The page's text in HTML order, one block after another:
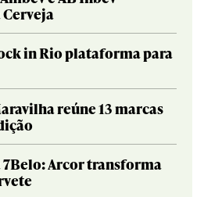
in Rio plataforma para
reúne 13 marcas
Arcor transforma